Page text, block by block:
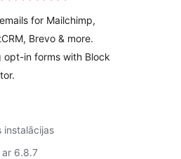
for Mailchimp,
Brevo & more.
opt-in forms with Block
instalācijas
6.8.7